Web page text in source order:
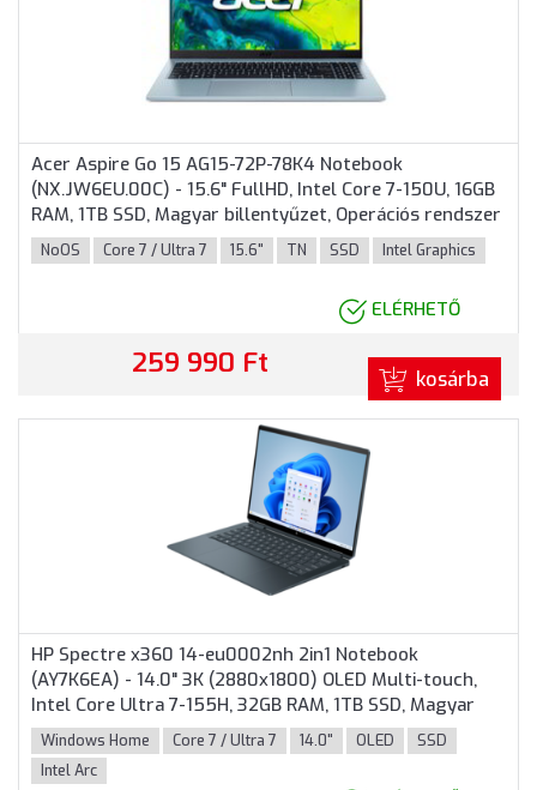
Acer Aspire Go 15 AG15-72P-78K4 Notebook
(NX.JW6EU.00C) - 15.6" FullHD, Intel Core 7-150U, 16GB
RAM, 1TB SSD, Magyar billentyűzet, Operációs rendszer
nélkül, 3 év garancia, Kék színben
NoOS Core 7 / Ultra 7 15.6" TN SSD Intel Graphics
ELÉRHETŐ
259 990 Ft kosárba
HP Spectre x360 14-eu0002nh 2in1 Notebook
(AY7K6EA) - 14.0" 3K (2880x1800) OLED Multi-touch,
Intel Core Ultra 7-155H, 32GB RAM, 1TB SSD, Magyar
billentyűzet, Windows 11 Home, 3 év garancia, Kék
színben
Windows Home Core 7 / Ultra 7 14.0" OLED
SSD
Intel Arc